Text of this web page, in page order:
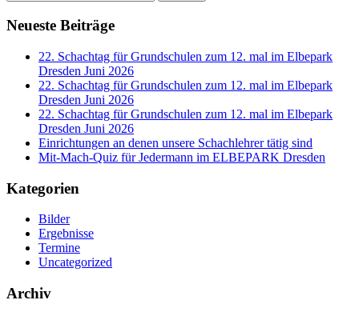
nach:
Neueste Beiträge
22. Schachtag für Grundschulen zum 12. mal im Elbepark
Dresden Juni 2026
22. Schachtag für Grundschulen zum 12. mal im Elbepark
Dresden Juni 2026
22. Schachtag für Grundschulen zum 12. mal im Elbepark
Dresden Juni 2026
Einrichtungen an denen unsere Schachlehrer tätig sind
Mit-Mach-Quiz für Jedermann im ELBEPARK Dresden
Kategorien
Bilder
Ergebnisse
Termine
Uncategorized
Archiv